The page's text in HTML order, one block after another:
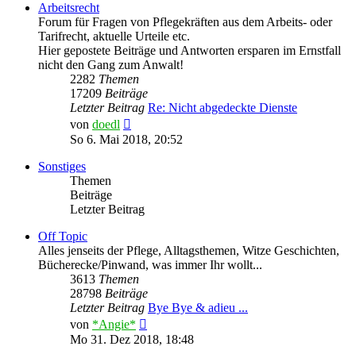
Arbeitsrecht
Forum für Fragen von Pflegekräften aus dem Arbeits- oder
Tarifrecht, aktuelle Urteile etc.
Hier gepostete Beiträge und Antworten ersparen im Ernstfall
nicht den Gang zum Anwalt!
2282 Themen
17209 Beiträge
Letzter Beitrag Re: Nicht abgedeckte Dienste
von doedl
Beitrag
So 6. Mai 2018, 20:52
Sonstiges
Themen
Beiträge
Letzter Beitrag
Off Topic
Alles jenseits der Pflege, Alltagsthemen, Witze Geschichten,
Bücherecke/Pinwand, was immer Ihr wollt...
3613 Themen
28798 Beiträge
Letzter Beitrag Bye Bye & adieu ...
von *Angie*
Beitrag
Mo 31. Dez 2018, 18:48